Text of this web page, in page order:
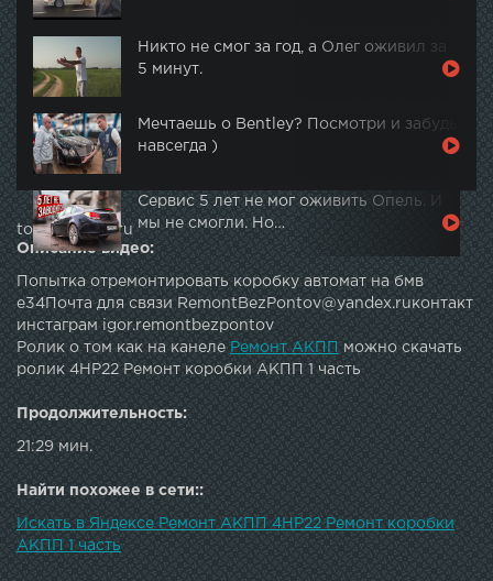
Никто не смог за год, а Олег оживил за
5 минут.
Мечтаешь о Bentley? Посмотри и забудь
навсегда )
Сервис 5 лет не мог оживить Опель. И
мы не смогли. Но…
topautotube.ru
Описание видео:
Попытка отремонтировать коробку автомат на бмв
е34Почта для связи RemontBezPontov@yandex.ruконтакт
инстаграм igor.remontbezpontov
Ролик о том как на канелеРемонт АКПП можно скачать
ролик 4HP22 Ремонт коробки АКПП 1 часть
Продолжительность:
21:29 мин.
Найти похожее в сети::
Искать в Яндексе Ремонт АКПП 4HP22 Ремонт коробки
АКПП 1 часть